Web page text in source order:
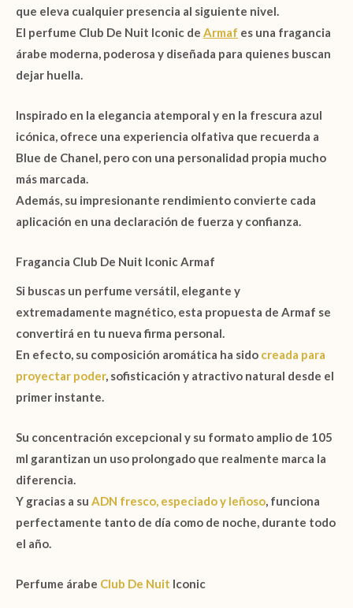
que eleva cualquier presencia al siguiente nivel.
El perfume Club De Nuit Iconic de Armaf es una fragancia
árabe moderna, poderosa y diseñada para quienes buscan
dejar huella.
Inspirado en la elegancia atemporal y en la frescura azul
icónica, ofrece una experiencia olfativa que recuerda a
Blue de Chanel , pero con una personalidad propia mucho
más marcada.
Además, su impresionante rendimiento convierte cada
aplicación en una declaración de fuerza y confianza.
Fragancia Club De Nuit Iconic Armaf
Si buscas un perfume versátil, elegante y
extremadamente magnético, esta propuesta de Armaf se
convertirá en tu nueva firma personal.
En efecto, su composición aromática ha sido creada para
proyectar poder, sofisticación y atractivo natural desde el
primer instante.
Su concentración excepcional y su formato amplio de 105
ml garantizan un uso prolongado que realmente marca la
diferencia.
Y gracias a su ADN fresco, especiado y leñoso, funciona
perfectamente tanto de día como de noche, durante todo
el año.
Perfume árabe Club De Nuit Iconic